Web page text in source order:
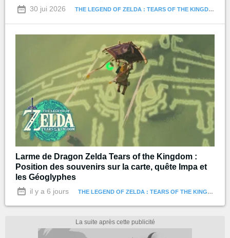
30 jui 2026 THE LEGEND OF ZELDA : TEARS OF THE KINGDOM
Larme de Dragon Zelda Tears of the Kingdom :
Position des souvenirs sur la carte, quête Impa et
les Géoglyphes
il y a 6 jours THE LEGEND OF ZELDA : TEARS OF THE KINGDOM